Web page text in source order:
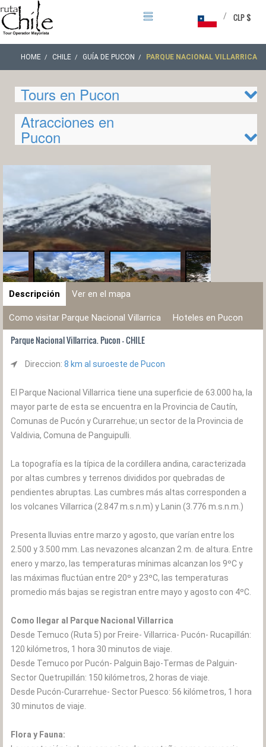
CLP $
/
HOME CHILE GUÍA DE PUCON PARQUE NACIONAL VILLARRICA
Tours en Pucon
Atracciones en
Pucon
Descripción Ver en el mapa
Como visitar Parque Nacional Villarrica Hoteles en Pucon
Parque Nacional Villarrica. Pucon - CHILE
Direccion: 8 km al suroeste de Pucon
El Parque Nacional Villarrica tiene una superficie de 63.000 ha, la
mayor parte de esta se encuentra en la Provincia de Cautín,
Comunas de Pucón y Curarrehue; un sector de la Provincia de
Valdivia, Comuna de Panguipulli.
La topografía es la típica de la cordillera andina, caracterizada
por altas cumbres y terrenos divididos por quebradas de
pendientes abruptas. Las cumbres más altas corresponden a
los volcanes Villarrica (2.847 m.s.n.m) y Lanin (3.776 m.s.n.m.)
Presenta lluvias entre marzo y agosto, que varían entre los
2.500 y 3.500 mm. Las nevazones alcanzan 2 m. de altura. Entre
enero y marzo, las temperaturas mínimas alcanzan los 9ºC y
las máximas fluctúan entre 20º y 23ºC, las temperaturas
promedio más bajas se registran entre mayo y agosto con 4ºC.
Como llegar al Parque Nacional Villarrica
Desde Temuco (Ruta 5) por Freire- Villarrica- Pucón- Rucapillán:
120 kilómetros, 1 hora 30 minutos de viaje.
Desde Temuco por Pucón- Palguin Bajo-Termas de Palguin-
Sector Quetrupillán: 150 kilómetros, 2 horas de viaje.
Desde Pucón-Curarrehue- Sector Puesco: 56 kilómetros, 1 hora
30 minutos de viaje.
Flora y Fauna: